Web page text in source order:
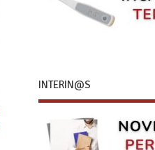
INTERIN@S